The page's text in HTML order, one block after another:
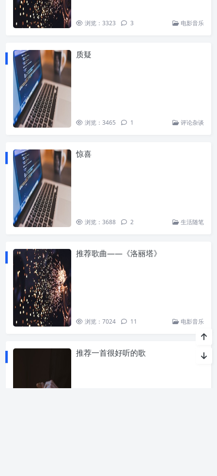
浏览：3323 3 电影音乐
质疑
浏览：3465 1 评论杂谈
惊喜
浏览：3688 2 生活随笔
推荐歌曲——《洛丽塔》
浏览：7024 11 电影音乐
推荐一首很好听的歌